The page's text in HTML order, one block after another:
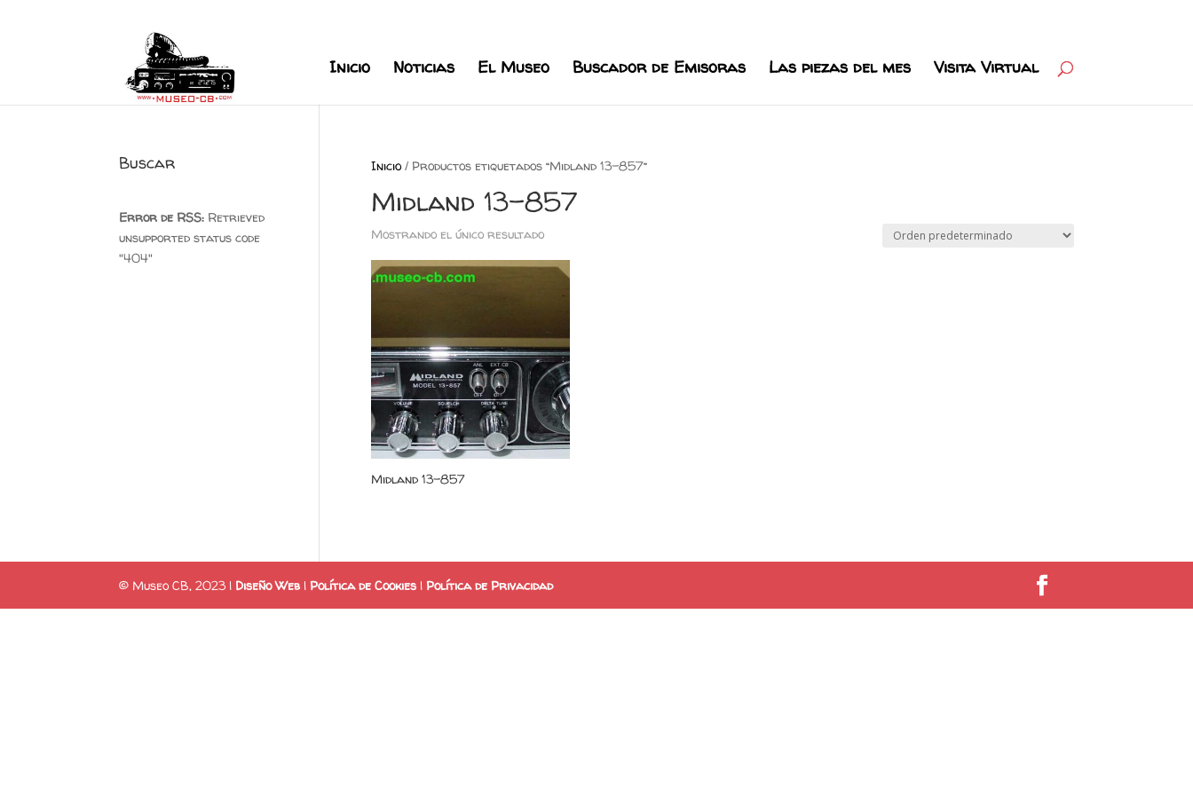
Inicio Noticias El Museo Buscador de Emisoras Las piezas del mes Visita Virtual
Inicio/ Productos etiquetados “Midland 13-857”
Midland 13-857
Mostrando el único resultado
Midland 13-857
Buscar
Error de RSS: Retrieved
unsupported status code
"404"
© Museo CB, 2023 | Diseño Web | Política de Cookies | Política de Privacidad